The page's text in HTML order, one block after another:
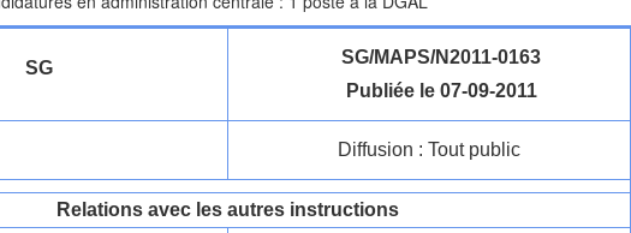
SG
SG/MAPS/N2011-0163
Publiée le 07-09-2011
Diffusion : Tout public
Relations avec les autres instructions